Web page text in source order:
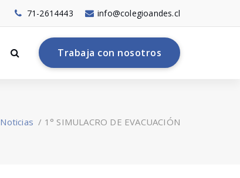
info@colegioandes.cl
71-2614443
Trabaja con nosotros
Noticias / 1° SIMULACRO DE EVACUACIÓN